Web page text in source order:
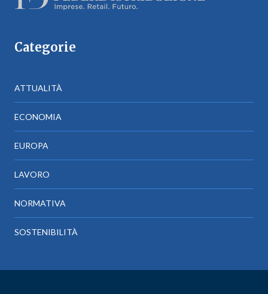
Categorie
ATTUALITÀ
ECONOMIA
EUROPA
LAVORO
NORMATIVA
SOSTENIBILITÀ